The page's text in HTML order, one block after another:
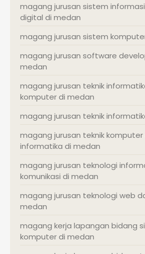
magang jurusan sistem
digital di medan
magang jurusan sistem
magang jurusan software
medan
magang jurusan teknik
komputer di medan
magang jurusan teknik
magang jurusan teknik komputer
informatika di medan
magang jurusan teknologi
komunikasi di medan
magang jurusan teknologi web
medan
magang kerja lapangan bidang
komputer di medan